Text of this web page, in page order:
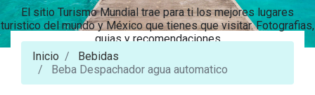
El sitio Turismo Mundial trae para ti los mejores lugares
turistico del mundo y México que tienes que visitar. Fotografias,
guias y recomendaciones
Inicio
Bebidas
Beba Despachador agua automatico